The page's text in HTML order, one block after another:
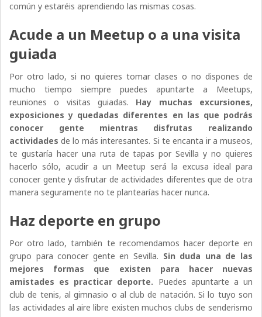
común y estaréis aprendiendo las mismas cosas.
Acude a un Meetup o a una visita
guiada
Por otro lado, si no quieres tomar clases o no dispones de
mucho tiempo siempre puedes apuntarte a Meetups,
reuniones o visitas guiadas. Hay muchas excursiones,
exposiciones y quedadas diferentes en las que podrás
conocer gente mientras disfrutas realizando
actividades de lo más interesantes. Si te encanta ir a museos,
te gustaría hacer una ruta de tapas por Sevilla y no quieres
hacerlo sólo, acudir a un Meetup será la excusa ideal para
conocer gente y disfrutar de actividades diferentes que de otra
manera seguramente no te plantearías hacer nunca.
Haz deporte en grupo
Por otro lado, también te recomendamos hacer deporte en
grupo para conocer gente en Sevilla. Sin duda una de las
mejores formas que existen para hacer nuevas
amistades es practicar deporte. Puedes apuntarte a un
club de tenis, al gimnasio o al club de natación. Si lo tuyo son
las actividades al aire libre existen muchos clubs de senderismo